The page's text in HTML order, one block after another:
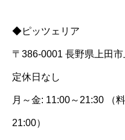
◆ピッツェリア
〒386-0001 長野県上田市
定休日なし
月～金: 11:00～21:30 （
21:00）